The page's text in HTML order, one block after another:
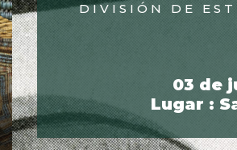
DIVISIÓN DE
03 de
Lugar :